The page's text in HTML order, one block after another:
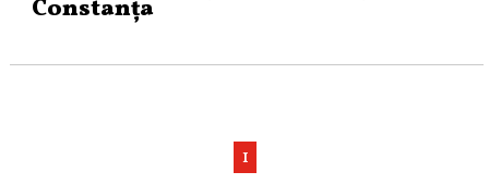
Constanța
1